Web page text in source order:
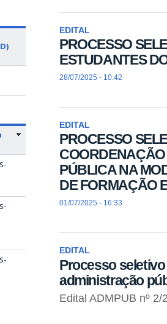
EDITAL
PROCESSO
ESTUDANTES
28/07/2025 - 10:42
EDITAL
PROCESSO
PÚBLICA NA
DE FORMAÇÃO
01/07/2025 - 16:33
EDITAL
Processo
administração
Edital ADMPUB nº 2/